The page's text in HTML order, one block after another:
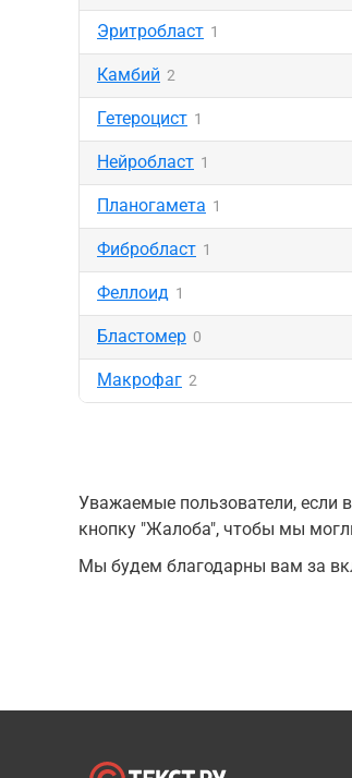
Эритробласт 1
Камбий 2
Гетероцист 1
Нейробласт 1
Планогамета 1
Фибробласт 1
Феллоид 1
Бластомер 0
Макрофаг 2
Уважаемые пользователи, если
кнопку "Жалоба", чтобы мы
Мы будем благодарны вам за